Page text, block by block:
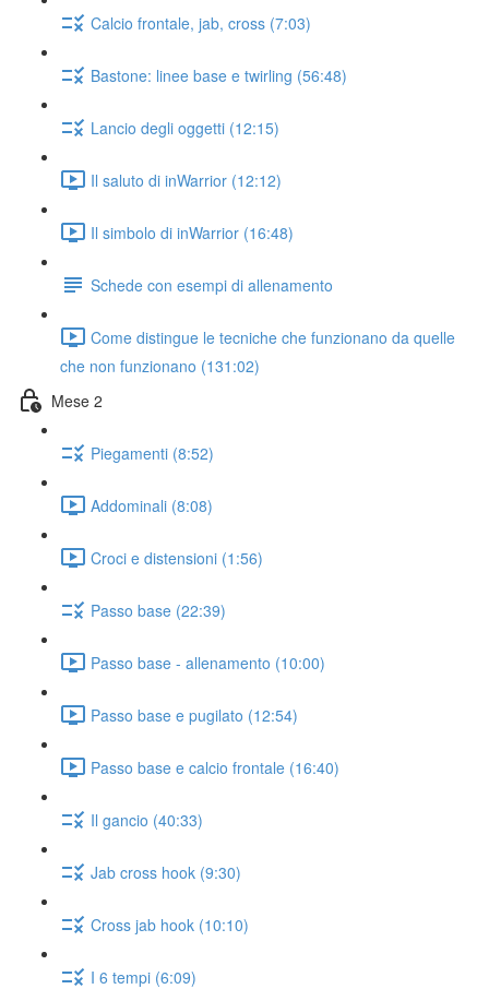
Calcio frontale, jab, cross (7:03)
Bastone: linee base e twirling (56:48)
Lancio degli oggetti (12:15)
Il saluto di inWarrior (12:12)
Il simbolo di inWarrior (16:48)
Schede con esempi di allenamento
Come distingue le tecniche che funzionano da quelle
che non funzionano (131:02)
Mese 2
Piegamenti (8:52)
Addominali (8:08)
Croci e distensioni (1:56)
Passo base (22:39)
Passo base - allenamento (10:00)
Passo base e pugilato (12:54)
Passo base e calcio frontale (16:40)
Il gancio (40:33)
Jab cross hook (9:30)
Cross jab hook (10:10)
I 6 tempi (6:09)